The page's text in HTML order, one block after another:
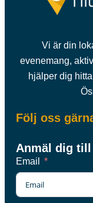
Vi är din
evenemang,
hjälper dig
Följ oss
Anmäl dig
Email